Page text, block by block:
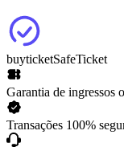
buyticketSafeTicket
Garantia de ingressos
Transações 100%